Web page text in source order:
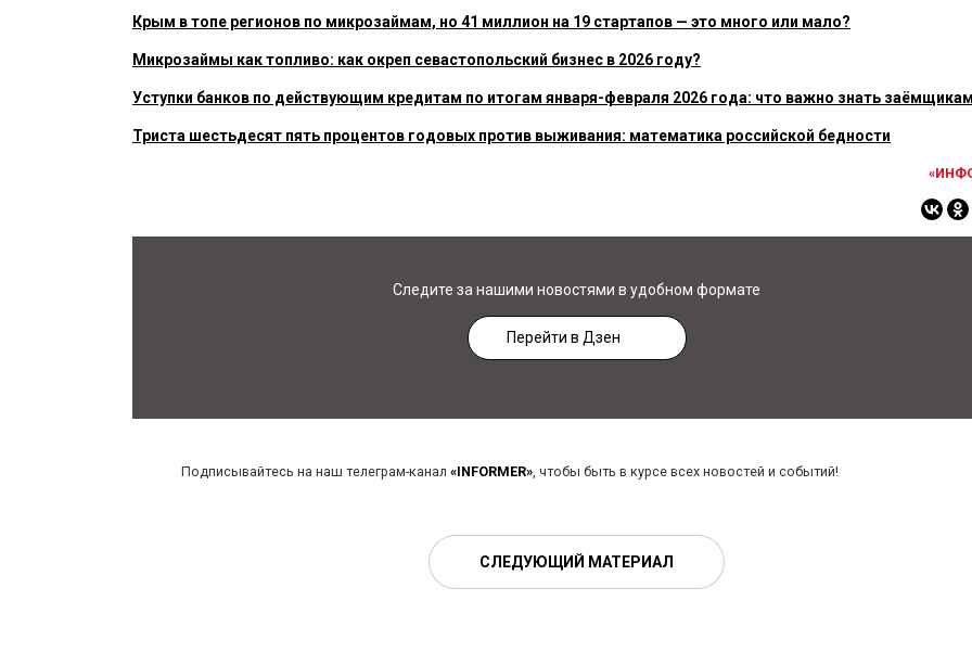
Крым в топе регионов по микрозаймам, но 41 миллион на 19 стартапов — это много или мало?
Микрозаймы как топливо: как окреп севастопольский бизнес в 2026 году?
Уступки банков по действующим кредитам по итогам января-февраля 2026 года: что важно знать
Триста шестьдесят пять процентов годовых против выживания: математика российской бедности
Следите за нашими новостями в удобном формате
Перейти в Дзен
Подписывайтесь на наш телеграм-канал «INFORMER», чтобы быть в курсе всех новостей и событий!
СЛЕДУЮЩИЙ МАТЕРИАЛ